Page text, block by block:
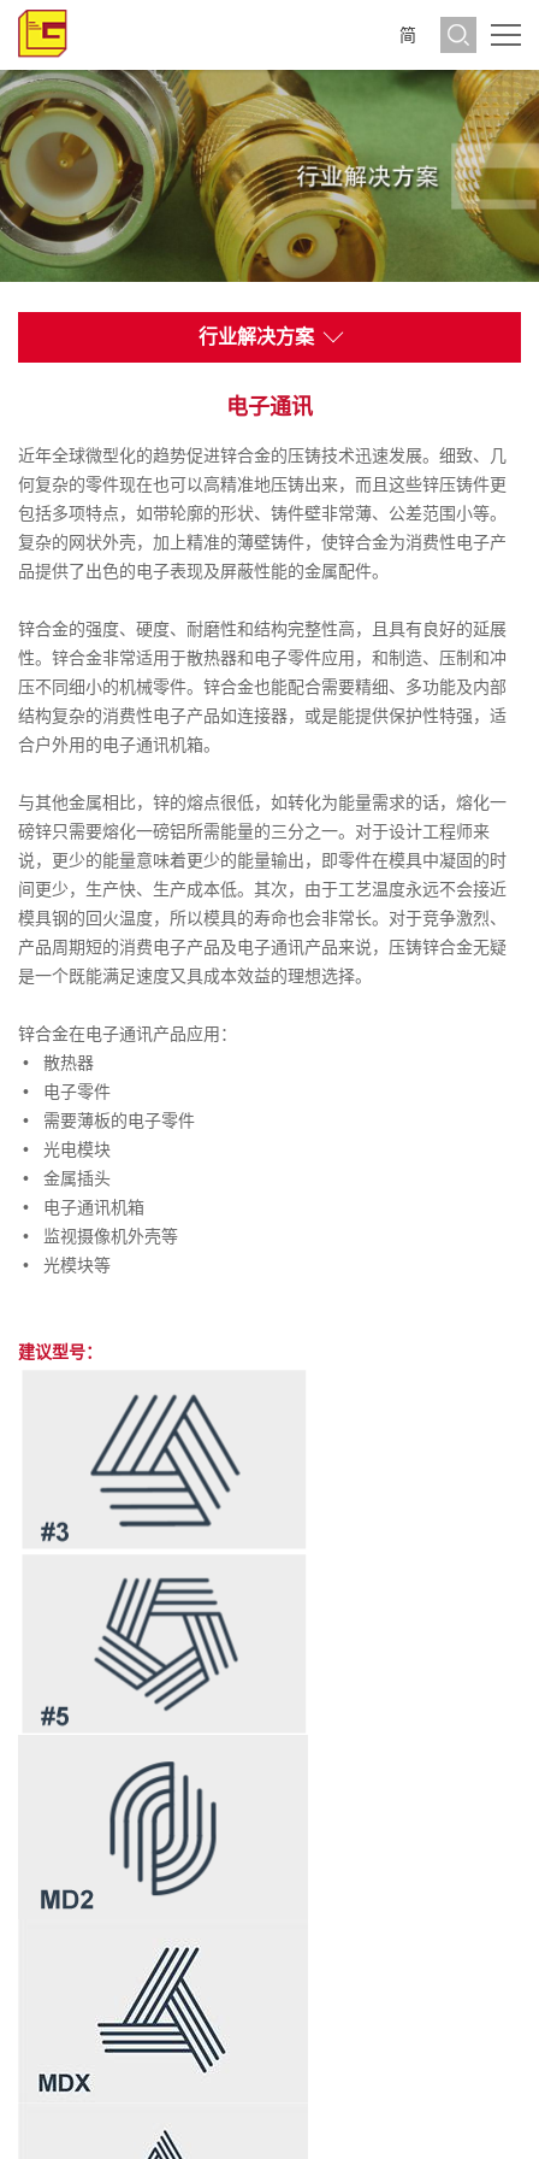
简
行业解决方案
电子通讯
近年全球微型化的趋势促进锌合金的压铸技术迅速发展。细致、几
何复杂的零件现在也可以高精准地压铸出来，而且这些锌压铸件更
包括多项特点，如带轮廓的形状、铸件壁非常薄、公差范围小等。
复杂的网状外壳，加上精准的薄壁铸件，使锌合金为消费性电子产
品提供了出色的电子表现及屏蔽性能的金属配件。
锌合金的强度、硬度、耐磨性和结构完整性高，且具有良好的延展
性。锌合金非常适用于散热器和电子零件应用，和制造、压制和冲
压不同细小的机械零件。锌合金也能配合需要精细、多功能及内部
结构复杂的消费性电子产品如连接器，或是能提供保护性特强，适
合户外用的电子通讯机箱。
与其他金属相比，锌的熔点很低，如转化为能量需求的话，熔化一
磅锌只需要熔化一磅铝所需能量的三分之一。对于设计工程师来
说，更少的能量意味着更少的能量输出，即零件在模具中凝固的时
间更少，生产快、生产成本低。其次，由于工艺温度永远不会接近
模具钢的回火温度，所以模具的寿命也会非常长。对于竞争激烈、
产品周期短的消费电子产品及电子通讯产品来说，压铸锌合金无疑
是一个既能满足速度又具成本效益的理想选择。
锌合金在电子通讯产品应用：
• 散热器
• 电子零件
• 需要薄板的电子零件
• 光电模块
• 金属插头
• 电子通讯机箱
• 监视摄像机外壳等
• 光模块等
建议型号：